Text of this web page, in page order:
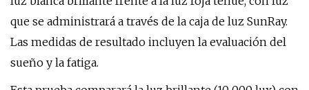
que se administrará a través de la caja de luz SunRay.
Las medidas de resultado incluyen la evaluación del
sueño y la fatiga.